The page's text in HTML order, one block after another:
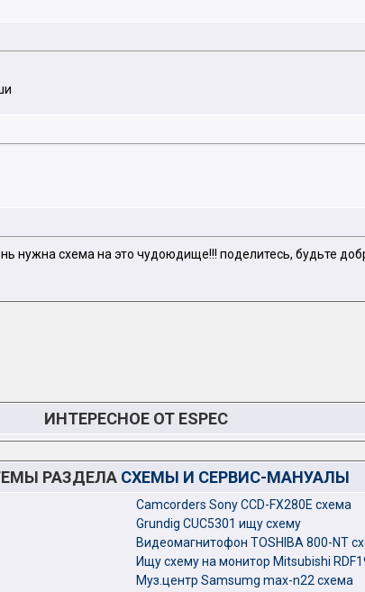
нужна схема на это чудоюдище!!! поделитесь, будьте
ИНТЕРЕСНОЕ ОТ ESPEC
РАЗДЕЛА СХЕМЫ И СЕРВИС-МАНУАЛЫ
Camcorders Sony CCD-FX280E схема
Grundig CUC5301 ищу схему
Видеомагнитофон TOSHIBA 800-NT
Ищу схему на монитор Mitsubishi
Муз.центр Samsumg max-n22 схема